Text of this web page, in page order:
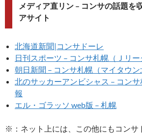
メディア直リン – コンサの話題を
アサイト
北海道新聞|コンサドーレ
日刊スポーツ – コンサ札幌（Ｊリー
朝日新聞 – コンサ札幌（マイタウン
北のサッカーアンビシャス – コン
報
エル・ゴラッソ web版 – 札幌
※：ネット上には、この他にもコンサ